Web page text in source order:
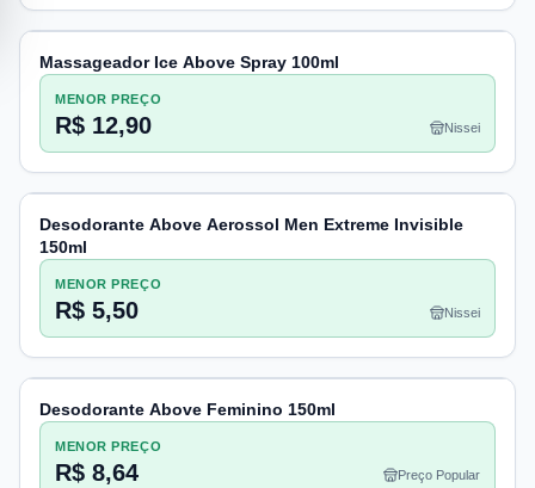
Massageador Ice Above Spray 100ml
MENOR PREÇO
R$ 12,90 Nissei
Desodorante Above Aerossol Men Extreme Invisible
150ml
MENOR PREÇO
R$ 5,50 Nissei
Desodorante Above Feminino 150ml
MENOR PREÇO
R$ 8,64 Preço Popular